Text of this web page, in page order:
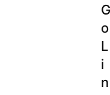
G
o
L
i
n